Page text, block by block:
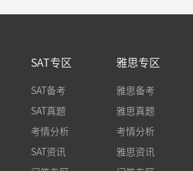
SAT专区
SAT备考
SAT真题
考情分析
SAT资讯
雅思专区
雅思备考
雅思真题
考情分析
雅思资讯